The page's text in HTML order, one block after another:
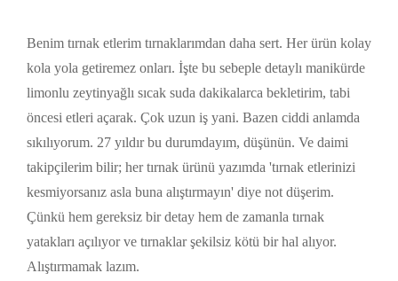
Benim tırnak etlerim tırnaklarımdan daha sert. Her ürün kolay
kola yola getiremez onları. İşte bu sebeple detaylı manikürde
limonlu zeytinyağlı sıcak suda dakikalarca bekletirim, tabi
öncesi etleri açarak. Çok uzun iş yani. Bazen ciddi anlamda
sıkılıyorum. 27 yıldır bu durumdayım, düşünün. Ve daimi
takipçilerim bilir; her tırnak ürünü yazımda 'tırnak etlerinizi
kesmiyorsanız asla buna alıştırmayın' diye not düşerim.
Çünkü hem gereksiz bir detay hem de zamanla tırnak
yatakları açılıyor ve tırnaklar şekilsiz kötü bir hal alıyor.
Alıştırmamak lazım.